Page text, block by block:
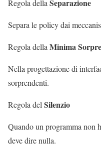
Regola della Separazione
Separa le policy dai
Regola della Minima
Nella progettazione di
sorprendenti.
Regola del Silenzio
Quando un programma non
deve dire nulla.